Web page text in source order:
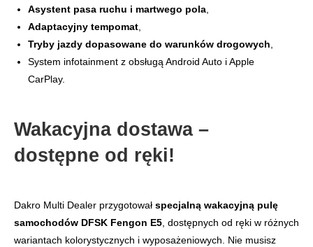
Asystent pasa ruchu i martwego pola,
Adaptacyjny tempomat,
Tryby jazdy dopasowane do warunków drogowych,
System infotainment z obsługą Android Auto i Apple
CarPlay.
Wakacyjna dostawa –
dostępne od ręki!
Dakro Multi Dealer przygotował specjalną wakacyjną pulę
samochodów DFSK Fengon E5, dostępnych od ręki w różnych
wariantach kolorystycznych i wyposażeniowych. Nie musisz